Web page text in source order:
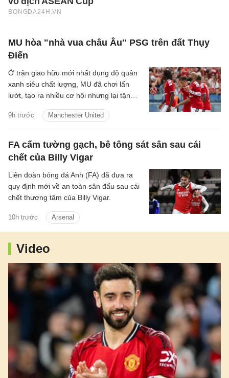
MU hòa "nhà vua châu Âu" PSG trên đất Thụy
Điển
9h trước Manchester United
Ở trận giao hữu mới nhất đụng độ quân
xanh siêu chất lượng, MU đã chơi lấn
lướt, tạo ra nhiều cơ hội nhưng lại tận
quả hòa.
FA cấm tường gạch, bê tông sát sân sau cái
chết của Billy Vigar
10h trước Arsenal
Liên đoàn bóng đá Anh (FA) đã đưa ra
quy định mới về an toàn sân đấu sau cái
chết thương tâm của Billy Vigar.
Video